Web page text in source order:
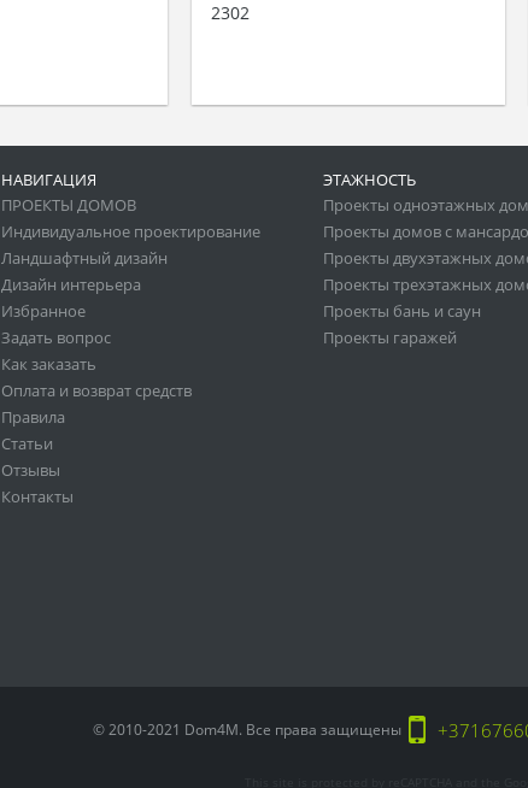
2302
НАВИГАЦИЯ
ПРОЕКТЫ ДОМОВ
Индивидуальное проектирование
Ландшафтный дизайн
Дизайн интерьера
Избранное
Задать вопрос
Как заказать
Оплата и возврат средств
Правила
Статьи
Отзывы
Контакты
ЭТАЖНОСТЬ
Проекты одноэтажных
Проекты домов с
Проекты двухэтажных
Проекты трехэтажных
Проекты бань и саун
Проекты гаражей
© 2010-2021 Dom4M. Все права защищены